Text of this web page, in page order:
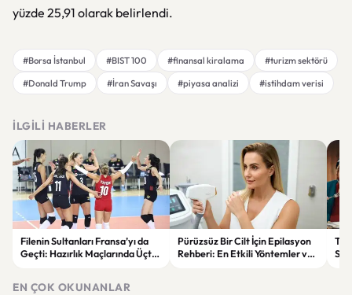
yüzde 25,91 olarak belirlendi.
#Borsa İstanbul #BIST 100 #finansal kiralama
#turizm sektörü
#Donald Trump
#İran Savaşı #piyasa analizi #istihdam verisi
İLGILI HABERLER
Filenin Sultanları Fransa’yı da
Geçti: Hazırlık Maçlarında Üçte
Pürüzsüz Bir Cilt İçin Epilasyon
Rehberi: En Etkili Yöntemler ve
EN ÇOK OKUNANLAR